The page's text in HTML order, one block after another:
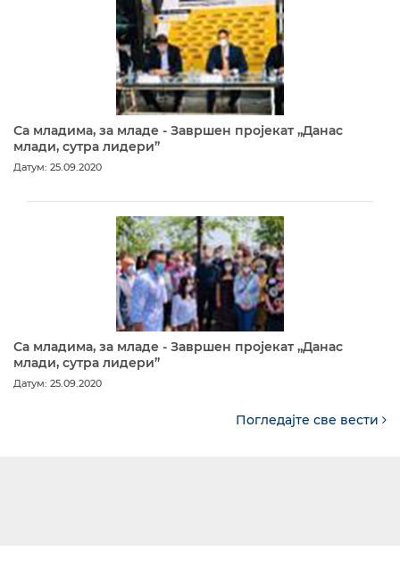
Са младима, за младе - Завршен пројекат „Данас
млади, сутра лидери”
Датум: 25.09.2020
Са младима, за младе - Завршен пројекат „Данас
млади, сутра лидери”
Датум: 25.09.2020
Погледајте све вести